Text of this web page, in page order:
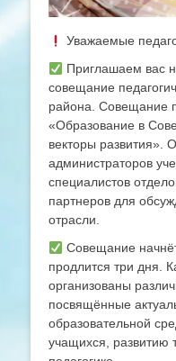
Уважаемые
Приглашаем вас
совещание
района. Совещание
«Образование в
векторы развития».
администраторов
специалистов
партнеров для
отрасли.
Совещание
продлится три дня.
организованы
посвящённые
образовательной
учащихся, развитию